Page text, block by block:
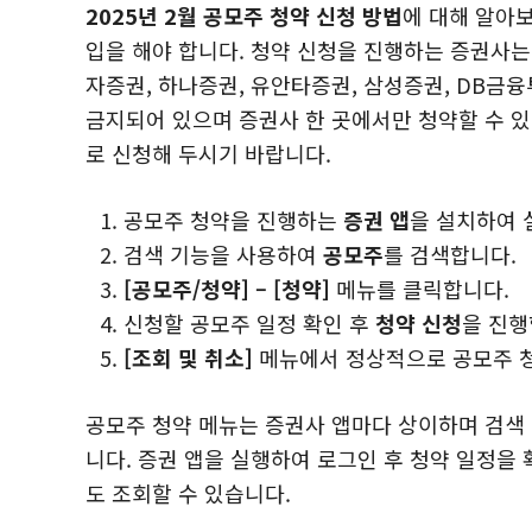
2025년 2월 공모주 청약 신청 방법에 대해 알아
입을 해야 합니다. 청약 신청을 진행하는 증권사
자증권, 하나증권, 유안타증권, 삼성증권, DB금
금지되어 있으며 증권사 한 곳에서만 청약할 수
로 신청해 두시기 바랍니다.
공모주 청약을 진행하는 증권 앱을 설치하여
검색 기능을 사용하여공모주를 검색합니다.
[공모주/청약] – [청약] 메뉴를 클릭합니다.
신청할 공모주 일정 확인 후 청약 신청을 진
[조회 및 취소] 메뉴에서 정상적으로 공모주
공모주 청약 메뉴는 증권사 앱마다 상이하며 검
니다. 증권 앱을 실행하여 로그인 후 청약 일정
도 조회할 수 있습니다.